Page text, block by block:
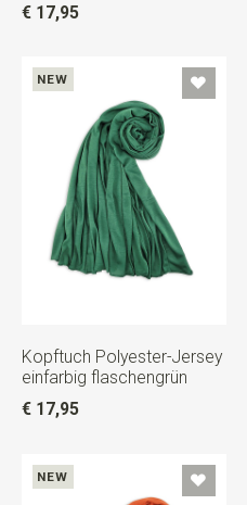
€ 17,95
NEW
Kopftuch Polyester-Jersey
einfarbig flaschengrün
€ 17,95
NEW